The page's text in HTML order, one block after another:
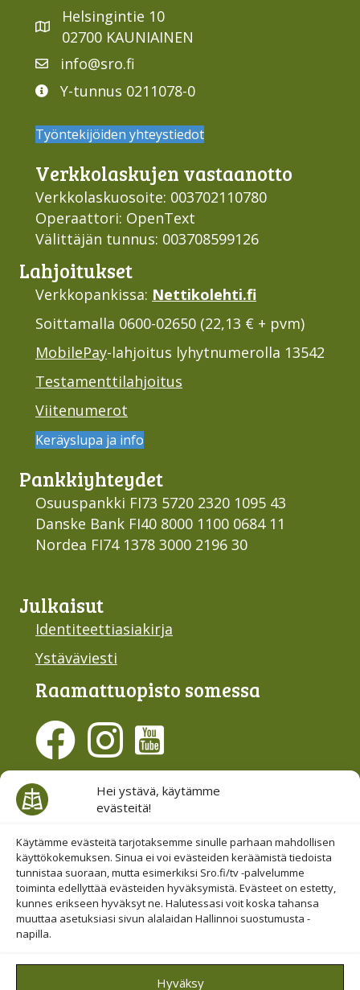
Hei ystävä, käytämme
evästeitä!
Käytämme evästeitä tarjotaksemme sinulle parhaan mahdollisen
käyttökokemuksen. Sinua ei voi evästeiden keräämistä tiedoista
tunnistaa suoraan, mutta esimerkiksi Sro.fi/tv -palvelumme
toiminta edellyttää evästeiden hyväksymistä. Evästeet on estetty,
kunnes erikseen hyväksyt ne. Halutessasi voit koska tahansa
muuttaa asetuksiasi sivun alalaidan Hallinnoi suostumusta -
napilla.
Hyväksy
Helsingintie 10
02700 KAUNIAINEN
info@sro.fi
Y-tunnus 0211078-0
Työntekijöiden yhteystiedot
Verkko­laskujen vastaan­otto
Verkkolaskuosoite: 003702110780
Operaattori: OpenText
Välittäjän tunnus: 003708599126
Lahjoi­tukset
Verkkopankissa: Nettikolehti.fi
Soittamalla 0600-02650 (22,13 € + pvm)
MobilePay-lahjoitus lyhytnumerolla 13542
Testamenttilahjoitus
Viitenumerot
Keräyslupa ja info
Pankki­yhteydet
Osuuspankki FI73 5720 2320 1095 43
Danske Bank FI40 8000 1100 0684 11
Nordea FI74 1378 3000 2196 30
Julkaisut
Identiteettiasiakirja
Ystäväviesti
Raamattu­opisto somessa
Evästesuostumus
Hallinnoi evästeitä
Etsi sivuiltamme
© 2019-2026 Suomen Raamattuopiston Säätiö